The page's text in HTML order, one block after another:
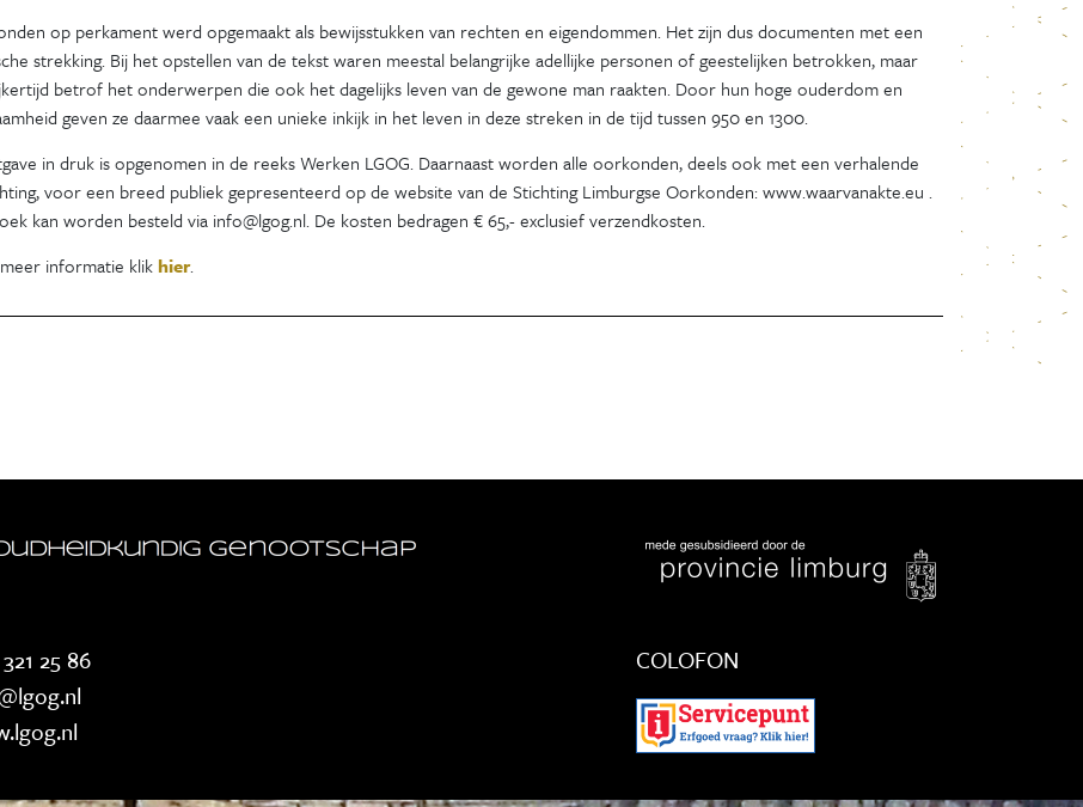
op perkament werd opgemaakt als bewijsstukken van rechten en eigendommen. Het zijn dus documenten met een
strekking. Bij het opstellen van de tekst waren meestal belangrijke adellijke personen of geestelijken betrokken, maar
betrof het onderwerpen die ook het dagelijks leven van de gewone man raakten. Door hun hoge ouderdom en
geven ze daarmee vaak een unieke inkijk in het leven in deze streken in de tijd tussen 950 en 1300.
in druk is opgenomen in de reeks Werken LGOG. Daarnaast worden alle oorkonden, deels ook met een verhalende
voor een breed publiek gepresenteerd op de website van de Stichting Limburgse Oorkonden: www.waarvanakte.eu .
kan worden besteld via info@lgog.nl. De kosten bedragen € 65,- exclusief verzendkosten.
informatie klikhier.
25 86
COLOFON